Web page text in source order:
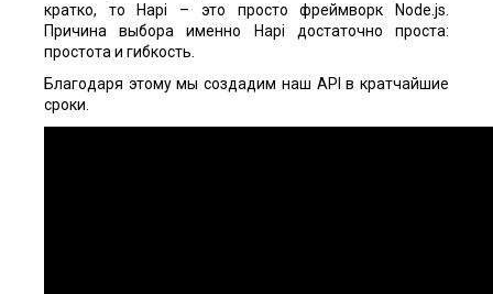
кратко, то Hapi – это просто фреймворк Node.js.
Причина выбора именно Hapi достаточно проста:
простота и гибкость.
Благодаря этому мы создадим наш API в кратчайшие
сроки.